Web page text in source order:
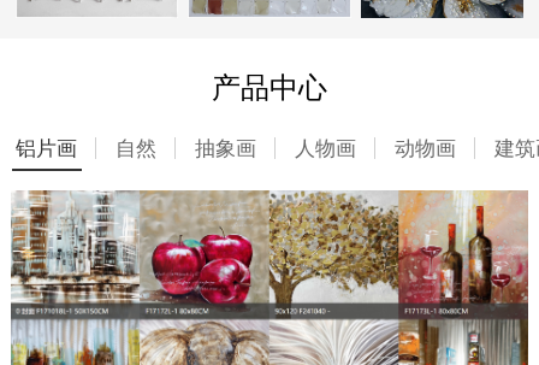
产品中心
铝片画 自然 抽象画 人物画 动物画 建